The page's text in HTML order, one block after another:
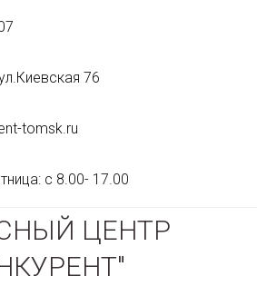
76
tomsk.ru
с 8.00- 17.00
ЦЕНТР